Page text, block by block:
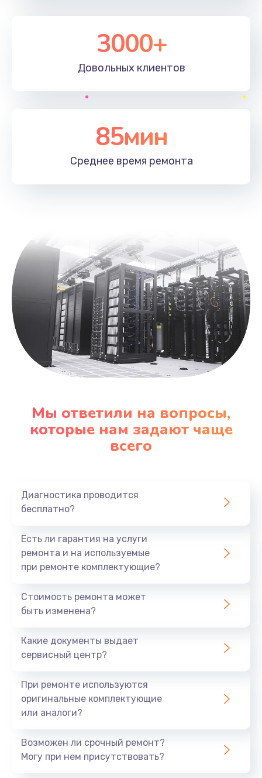
3000+
Довольных клиентов
85мин
Среднее время ремонта
Мы ответили на вопросы,
которые нам задают чаще
всего
Диагностика проводится
бесплатно?
Есть ли гарантия на услуги
ремонта и на используемые
при ремонте комплектующие?
Стоимость ремонта может
быть изменена?
Какие документы выдает
сервисный центр?
При ремонте используются
оригинальные комплектующие
или аналоги?
Возможен ли срочный ремонт?
Могу при нем присутствовать?